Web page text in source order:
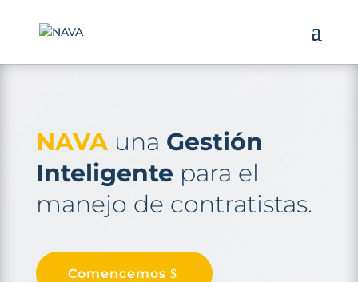
NAVAuna Gestión
Inteligente para el
manejo de contratistas.
Comencemos